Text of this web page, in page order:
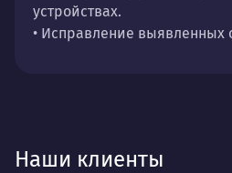
устройствах.
• Исправление выявленных
Наши клиенты